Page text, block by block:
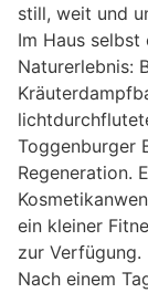
still, weit und
Im Haus
Naturerlebnis:
Toggenburger
Regeneration.
ein kleiner
zur Verfügung.
Nach einem